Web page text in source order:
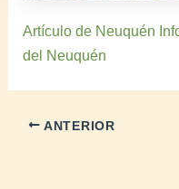
Artículo de Neuquén
del Neuquén
ANTERIOR